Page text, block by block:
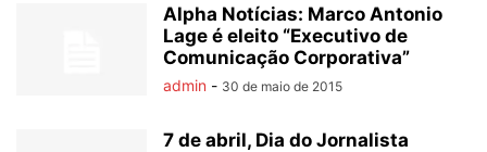
Alpha Notícias: Marco Antonio
Lage é eleito “Executivo de
Comunicação Corporativa”
admin - 30 de maio de 2015
7 de abril, Dia do Jornalista